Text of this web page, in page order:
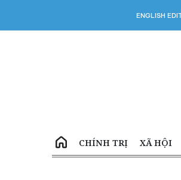
ENGLISH
CHÍNH TRỊ XÃ HỘI